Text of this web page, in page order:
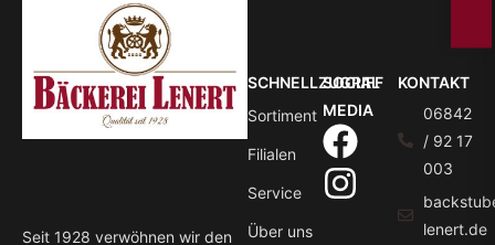
Seit 1928 verwöhnen wir den
SCHNELLZUGRIFF
Sortiment
Filialen
Service
Über uns
SOCIAL
MEDIA
KONTAKT
06842
/ 92 17
003
lenert.de